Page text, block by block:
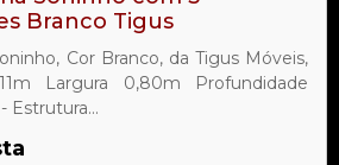
Branco Tigus
Cor Branco, da Tigus Móveis,
Largura 0,80m Profundidade
Estrutura...